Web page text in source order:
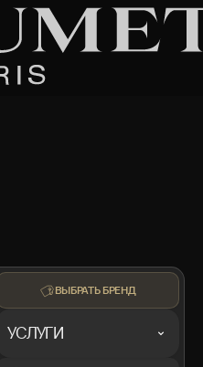
ВЫБРАТЬ БРЕНД
УСЛУГИ